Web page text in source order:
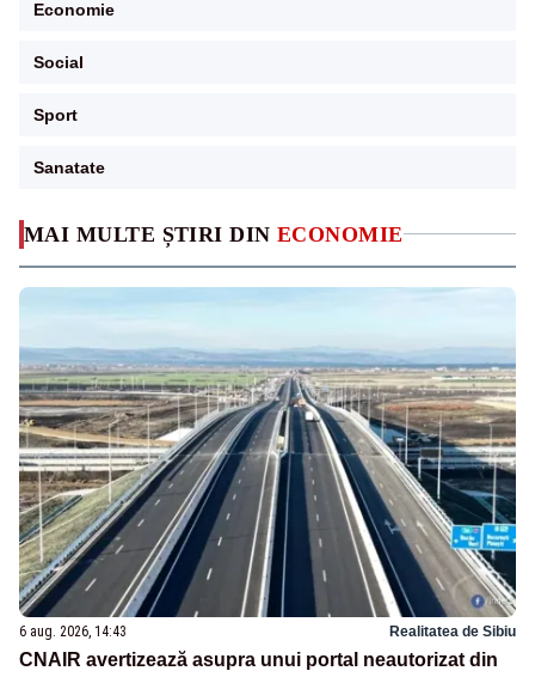
MAI MULTE ȘTIRI DIN ECONOMIE
6 aug. 2026, 14:43 Realitatea de Sibiu
CNAIR avertizează asupra unui portal neautorizat din
Economie
Social
Sport
Sanatate